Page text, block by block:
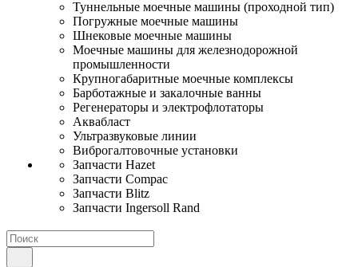
Туннельные моечные машины (проходной тип)
Погружные моечные машины
Шнековые моечные машины
Моечные машины для железнодорожной
промышленности
Крупногабаритные моечные комплексы
Барботажные и закалочные ванны
Регенераторы и электрофлотаторы
Аквабласт
Ультразвуковые линии
Виброгалтовочные установки
Запчасти Hazet
Запчасти Compac
Запчасти Blitz
Запчасти Ingersoll Rand